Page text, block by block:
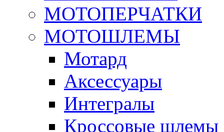
МОТОПЕРЧАТКИ
МОТОШЛЕМЫ
Мотард
Аксессуары
Интегралы
Кроссовые шлемы